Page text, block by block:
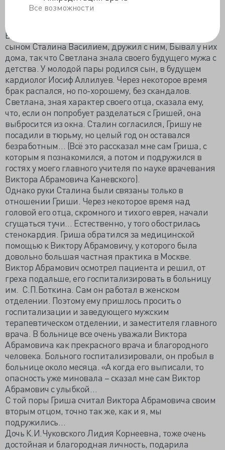
Все возможности
Аллилуева самовольно, вопреки желанию отца,
В свое время Гриша учился в школе в одном классе с
сыном Сталина Василием, дружил с ним, Бывал у них
дома, так что Светлана знала своего будущего мужа с
детства. У молодой пары родился сын, в будущем
кардиолог Иосиф Аллилуев. Через некоторое время
брак распался, но по-хорошему, без скандалов.
Светлана, зная характер своего отца, сказала ему,
что, если он попробует разделаться с Гришей, она
выбросится из окна. Сталин согласился, Гришу не
посадили в тюрьму, но целый год он оставался
безработным… (Всё это рассказал мне сам Гриша, с
которым я познакомился, а потом и подружился в
гостях у моего главного учителя по науке врачевания
Виктора Абрамовича Каневского).
Однако руки Сталина были связаны только в
отношении Гриши. Через некоторое время над
головой его отца, скромного и тихого еврея, начали
сгущаться тучи… Естественно, у того обострилась
стенокардия. Гриша обратился за медицинской
помощью к Виктору Абрамовичу, у которого была
довольно большая частная практика в Москве.
Виктор Абрамович осмотрел пациента и решил, от
греха подальше, его госпитализировать в больницу
им. С.П.Боткина. Сам он работал в женском
отделении. Поэтому ему пришлось просить о
госпитализации и заведующего мужским
терапевтическом отделении, и заместителя главного
врача. В больнице все очень уважали Виктора
Абрамовича как прекрасного врача и благородного
человека. Больного госпитализировали, он пробыл в
больнице около месяца. «А когда его выписали, то
опасность уже миновала – сказал мне сам Виктор
Абрамович с улыбкой…
С той поры Гриша считал Виктора Абрамовича своим
вторым отцом, точно так же, как и я, мы
подружились…
Дочь К.И.Чуковского Лидия Корнеевна, тоже очень
достойная и благородная личность, подарила